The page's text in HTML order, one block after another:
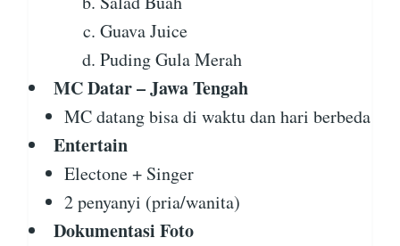
Guava Juice
Puding Gula Merah
MC Datar – Jawa Tengah
MC datang bisa di waktu dan hari berbeda
Entertain
Electone + Singer
2 penyanyi (pria/wanita)
Dokumentasi Foto